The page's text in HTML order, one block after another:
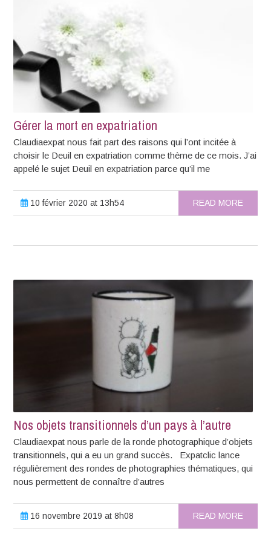
Gérer la mort en expatriation
Claudiaexpat nous fait part des raisons qui l’ont incitée à
choisir le Deuil en expatriation comme thème de ce mois. J’ai
appelé le sujet Deuil en expatriation parce qu’il me
10 février 2020 at 13h54 READ MORE
Nos objets transitionnels d’un pays à l’autre
Claudiaexpat nous parle de la ronde photographique d’objets
transitionnels, qui a eu un grand succès. Expatclic lance
régulièrement des rondes de photographies thématiques, qui
nous permettent de connaître d’autres
16 novembre 2019 at 8h08 READ MORE